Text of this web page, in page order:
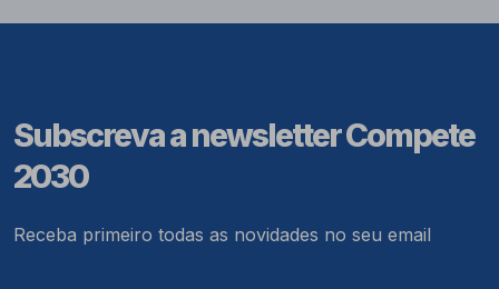
Subscreva a newsletter Compete
2030
Receba primeiro todas as novidades no seu email